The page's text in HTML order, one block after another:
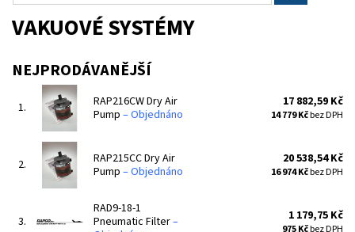
VAKUOVÉ SYSTÉMY
NEJPRODÁVANĚJŠÍ
1.
RAP216CW Dry Air
Pump –Objednáno
17 882,59 Kč
14 779 Kčbez DPH
2.
RAP215CC Dry Air
Pump –Objednáno
20 538,54 Kč
16 974 Kčbez DPH
3.
RAD9-18-1
Pneumatic Filter–
1 179,75 Kč
975 Kčbez DPH